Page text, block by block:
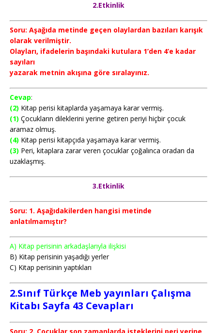
2.Etkinlik
Soru: Aşağıda metinde geçen olaylardan bazıları karışık
olarak verilmiştir.
Olayları, ifadelerin başındaki kutulara 1’den 4’e kadar
sayıları
yazarak metnin akışına göre sıralayınız.
Cevap:
(2) Kitap perisi kitaplarda yaşamaya karar vermiş.
(1) Çocukların dileklerini yerine getiren periyi hiçbir çocuk
aramaz olmuş.
(4) Kitap perisi kitapçıda yaşamaya karar vermiş.
(3) Peri, kitaplara zarar veren çocuklar çoğalınca oradan da
uzaklaşmış.
3.Etkinlik
Soru: 1. Aşağıdakilerden hangisi metinde
anlatılmamıştır?
A) Kitap perisinin arkadaşlarıyla ilişkisi
B) Kitap perisinin yaşadığı yerler
C) Kitap perisinin yaptıkları
2.Sınıf Türkçe Meb yayınları Çalışma
Kitabı Sayfa 43 Cevapları